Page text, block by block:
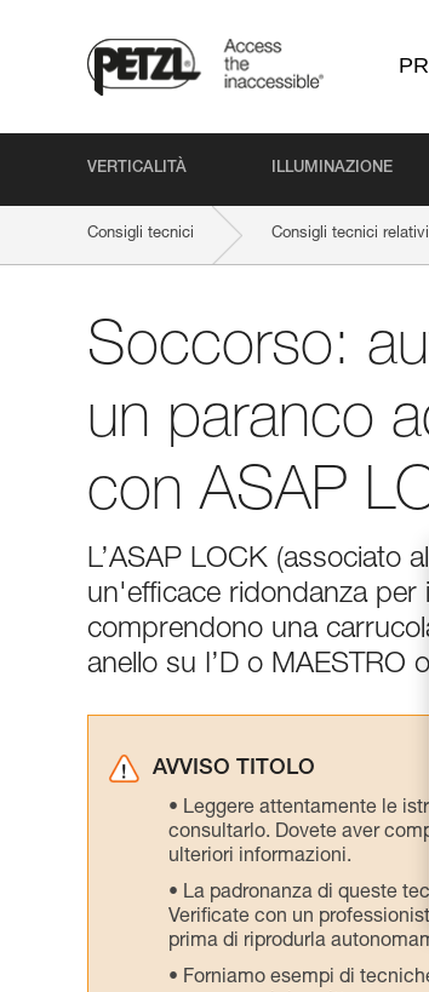
VERTICALITÀ ILLUMINAZIONE
Consigli tecnici Consigli tecnici
Soccorso:
un paranco
con ASAP
L’ASAP LOCK (associato
un'efficace ridondanza per
comprendono una
anello su I’D o MAESTRO
AVVISO TITOLO
Leggere attentamente le
consultarlo. Dovete aver
ulteriori informazioni.
La padronanza di queste
Verificate con un
prima di riprodurla
Forniamo esempi di